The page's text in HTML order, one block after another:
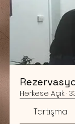
Herkese Açık ·
Tartışma